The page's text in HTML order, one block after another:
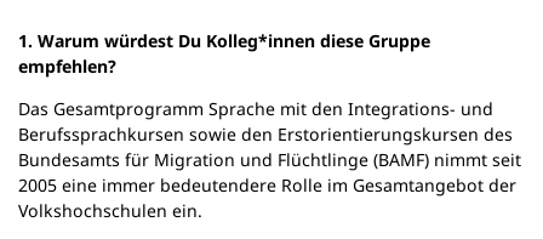
1. Warum würdest Du Kolleg*innen diese Gruppe
empfehlen?
Das Gesamtprogramm Sprache mit den Integrations- und
Berufssprachkursen sowie den Erstorientierungskursen des
Bundesamts für Migration und Flüchtlinge (BAMF) nimmt seit
2005 eine immer bedeutendere Rolle im Gesamtangebot der
Volkshochschulen ein.